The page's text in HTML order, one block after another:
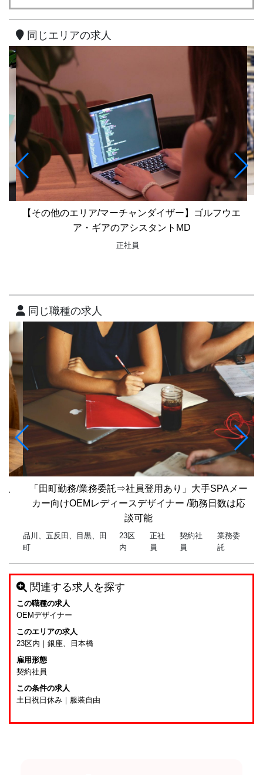
同じエリアの求人
【その他のエリア/マーチャンダイザー】ゴルフウエ
ア・ギアのアシスタントMD
正社員
同じ職種の求人
「田町勤務/業務委託⇒社員登用あり」大手SPAメー
カー向けOEMレディースデザイナー /勤務日数は応
談可能
品川、五反田、目黒、田
町
23区
内
正社
員
契約社
員
業務委
託
関連する求人を探す
この職種の求人
OEMデザイナー
このエリアの求人
23区内 ｜銀座、日本橋
雇用形態
契約社員
この条件の求人
土日祝日休み ｜ 服装自由